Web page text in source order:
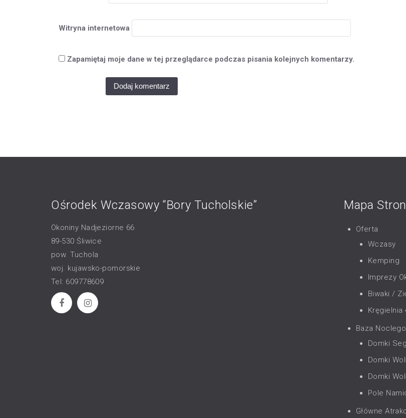
Witryna internetowa
Zapamiętaj moje dane w tej przeglądarce podczas pisania kolejnych komentarzy.
Ośrodek Wczasowy “Bory Tucholskie”
Okoniny Nadjeziorne 66
89-530 Śliwice
pow. Tuchola
woj. kujawsko-pomorskie
Tel: 609778609
Mapa
Oferta
Wczasy
Kemping
Imprezy
Biwaki /
Kręgielnia
Baza
Domki
Domki
Domki
Pole
Główne